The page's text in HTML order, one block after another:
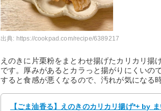
出典: https://cookpad.com/recipe/6389217
えのきに片栗粉をまとわせ揚げたカリカリ揚
です。厚みがあるとカラっと揚がりにくいの
すると食感が悪くなるので、汚れが気になる
【ごま油香る】えのきのカリカリ揚げ*+ by